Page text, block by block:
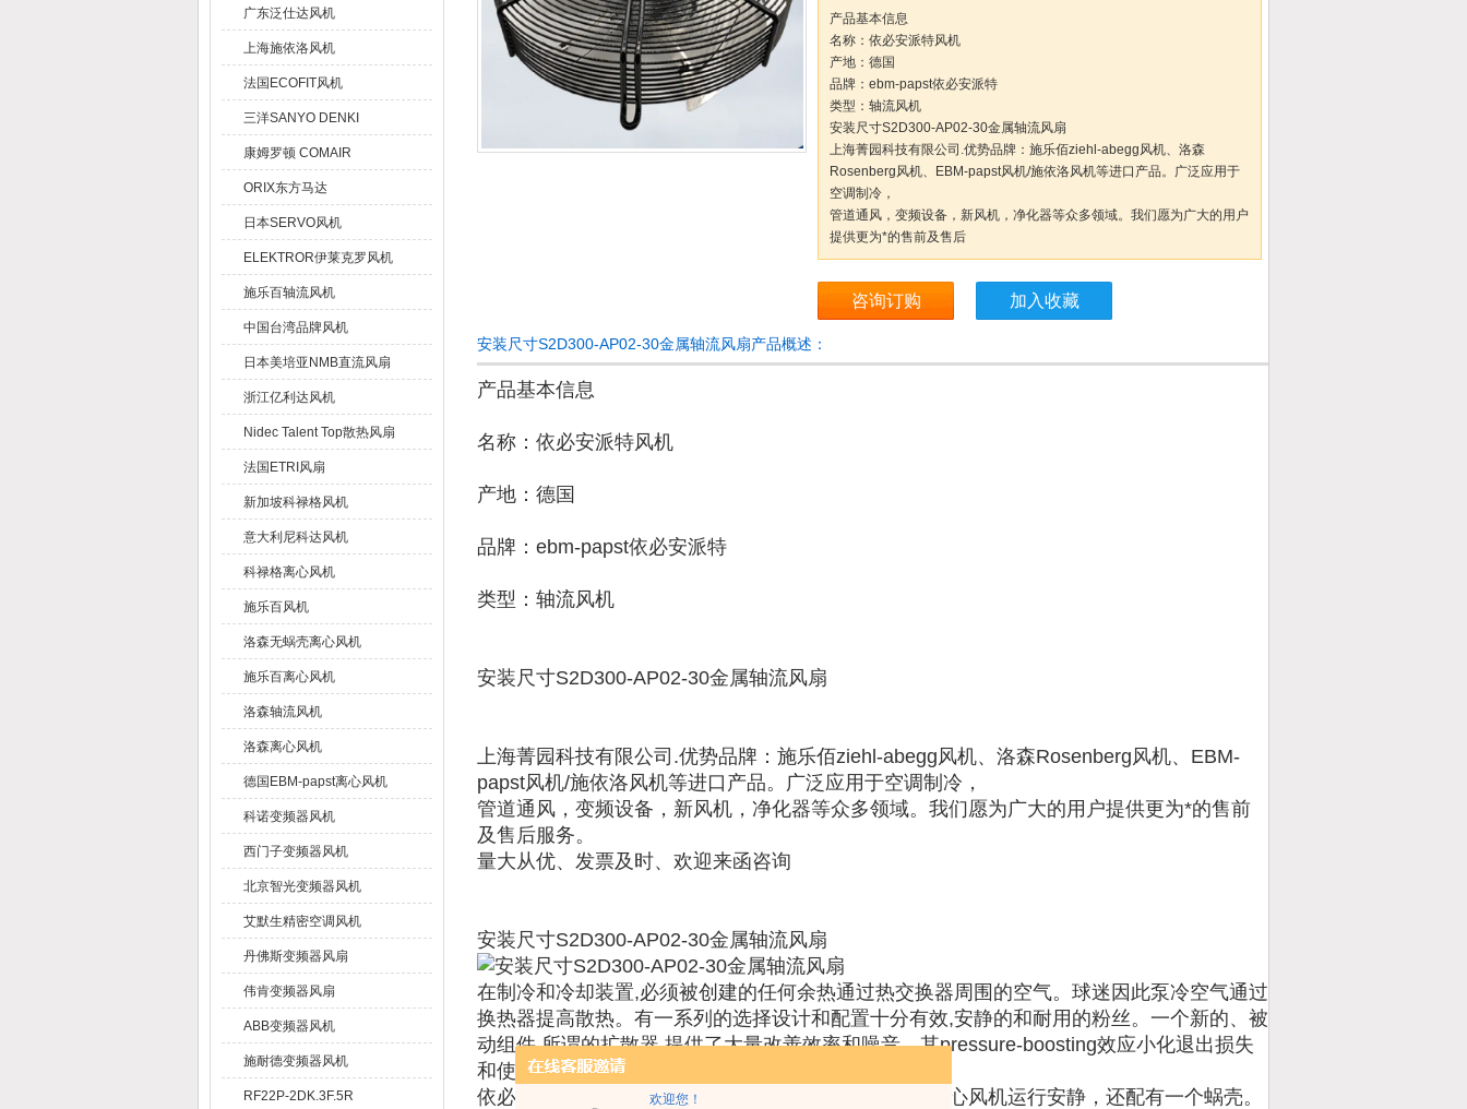
欢迎您！
广东泛仕达风机
上海施依洛风机
法国ECOFIT风机
三洋SANYO DENKI
康姆罗顿 COMAIR
ORIX东方马达
日本SERVO风机
ELEKTROR伊莱克罗风机
施乐百轴流风机
中国台湾品牌风机
日本美培亚NMB直流风扇
浙江亿利达风机
Nidec Talent Top散热风扇
法国ETRI风扇
新加坡科禄格风机
意大利尼科达风机
科禄格离心风机
施乐百风机
洛森无蜗壳离心风机
施乐百离心风机
洛森轴流风机
洛森离心风机
德国EBM-papst离心风机
科诺变频器风机
西门子变频器风机
北京智光变频器风机
艾默生精密空调风机
丹佛斯变频器风扇
伟肯变频器风扇
ABB变频器风机
施耐德变频器风机
RF22P-2DK.3F.5R
产品基本信息
名称：依必安派特风机
产地：德国
品牌：ebm-papst依必安派特
类型：轴流风机
安装尺寸S2D300-AP02-30金属轴流风扇
上海菁园科技有限公司.优势品牌：施乐佰ziehl-abegg风机、洛森
Rosenberg风机、EBM-papst风机/施依洛风机等进口产品。广泛应用于
空调制冷，
管道通风，变频设备，新风机，净化器等众多领域。我们愿为广大的用户
提供更为*的售前及售后
咨询订购 加入收藏
安装尺寸S2D300-AP02-30金属轴流风扇产品概述：
产品基本信息
名称：依必安派特风机
产地：德国
品牌：ebm-papst依必安派特
类型：轴流风机
安装尺寸S2D300-AP02-30金属轴流风扇
上海菁园科技有限公司.优势品牌：施乐佰ziehl-abegg风机、洛森Rosenberg风机、EBM-
papst风机/施依洛风机等进口产品。广泛应用于空调制冷，
管道通风，变频设备，新风机，净化器等众多领域。我们愿为广大的用户提供更为*的售前
及售后服务。
量大从优、发票及时、欢迎来函咨询
安装尺寸S2D300-AP02-30金属轴流风扇
在制冷和冷却装置,必须被创建的任何余热通过热交换器周围的空气。球迷因此泵冷空气通过
换热器提高散热。有一系列的选择设计和配置十分有效,安静的和耐用的粉丝。一个新的、被
动组件,所谓的扩散器,提供了大量改善效率和噪音。其pressure-boosting效应小化退出损失
和使它更容易适应商用热交换器的风扇。
依必安派特的离心风机可提供前向或后向叶轮。前向离心风机运行安静，还配有一个蜗壳。